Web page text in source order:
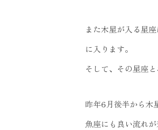
また木星が入る星
に入ります。
そして、その星座
昨年6月後半から木
魚座にも良い流れが